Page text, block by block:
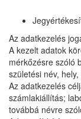
Az adatkezelés
A kezelt adatok
mérkőzésre szóló
születési név,
Az adatkezelés
számlakiállítás;
továbbá névre